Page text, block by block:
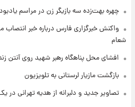
۸ ساعت پیش
۲۲ ساعت پیش
یک پیش ‌بینی مهم
شنبه ۱۷ مرداد ۱۴۰۵
چهره بهت‌زده سه بازیگر زن در مراسم
واکنش خبرگزاری فارس درباره خبر
شعام
افشای محل پناهگاه‌ رهبر شهید روی آنتن
بازگشت مازیار لرستانی به تلویزیون
تصاویر جدید و دلبرانه از هدیه تهرانی در